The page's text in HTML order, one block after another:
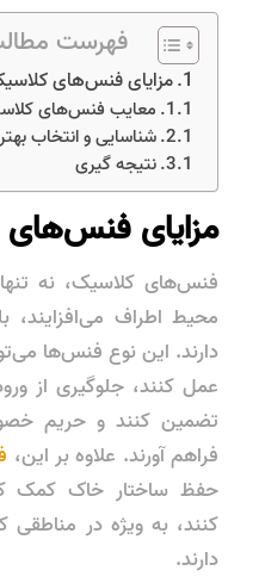
فهرست
مزایای فنس‌های
معایب فنس‌های
شناسایی و انتخاب
نتیجه گیری
مزایای
فنس‌های کلاسیک، نه
محیط اطراف می‌افزایند،
دارند. این نوع فنس‌ها
عمل کنند، جلوگیری از
تضمین کنند و حریم
فراهم آورند. علاوه بر این،
حفظ ساختار خاک کمک
کنند، به ویژه در
دارند.